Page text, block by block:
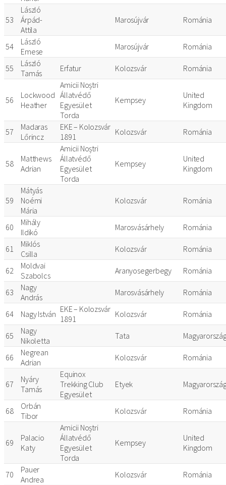
53
László
Árpád-
Attila
Marosújvár Románia
54
László
Emese
Marosújvár Románia
55
László
Tamás
Erfatur Kolozsvár Románia
56
Lockwood
Heather
Amicii Noștri
Állatvédő
Egyesület
Torda
Kempsey
United
Kingdom
57
Madaras
Lőrincz
EKE – Kolozsvár
1891
Kolozsvár Románia
58
Matthews
Adrian
Amicii Noștri
Állatvédő
Egyesület
Torda
Kempsey
United
Kingdom
59
Mátyás
Noémi
Mária
Kolozsvár Románia
60
Mihály
Ildikó
Marosvásárhely Románia
61
Miklós
Csilla
Kolozsvár Románia
62
Moldvai
Szabolcs
Aranyosegerbegy Románia
63
Nagy
András
Marosvásárhely Románia
64 Nagy István EKE – Kolozsvár
1891
Kolozsvár Románia
65
Nagy
Nikoletta
Tata
66
Negrean
Adrian
Kolozsvár Románia
67
Nyáry
Tamás
Equinox
Trekking Club
Egyesület
Etyek
68
Orbán
Tibor
Kolozsvár Románia
69
Palacio
Katy
Amicii Noștri
Állatvédő
Egyesület
Torda
Kempsey
United
Kingdom
70
Pauer
Andrea
Kolozsvár Románia